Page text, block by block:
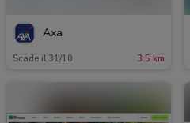
Axa
Scade il 31/10 3.5 km